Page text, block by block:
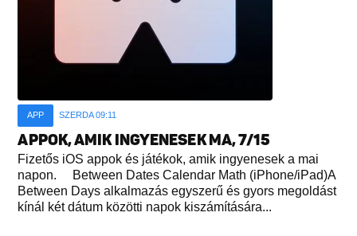
APP SZERDA 09:11
APPOK, AMIK INGYENESEK MA, 7/15
Fizetős iOS appok és játékok, amik ingyenesek a mai
napon. Between Dates Calendar Math (iPhone/iPad)A
Between Days alkalmazás egyszerű és gyors megoldást
kínál két dátum közötti napok kiszámítására...